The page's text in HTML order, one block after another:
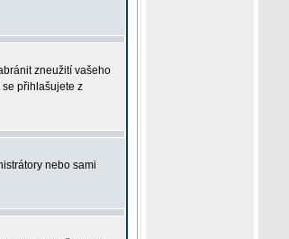
zneužití vašeho
se přihlašujete z
nebo sami